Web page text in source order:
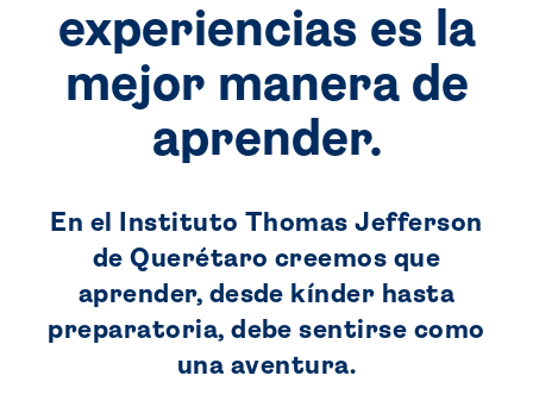
experiencias es la
mejor manera de
aprender.
En el Instituto Thomas Jefferson
de Querétaro creemos que
aprender, desde kínder hasta
preparatoria, debe sentirse como
una aventura.